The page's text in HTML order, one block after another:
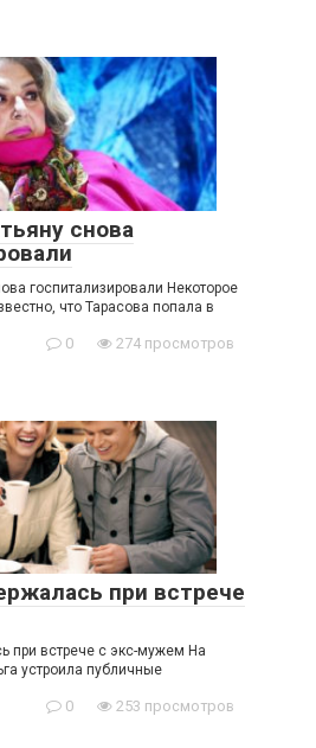
снова
госпитализировали Некоторое
что Тарасова попала в
0 274 просмотров
при встрече
при встрече с экс-мужем На
устроила публичные
0 253 просмотров